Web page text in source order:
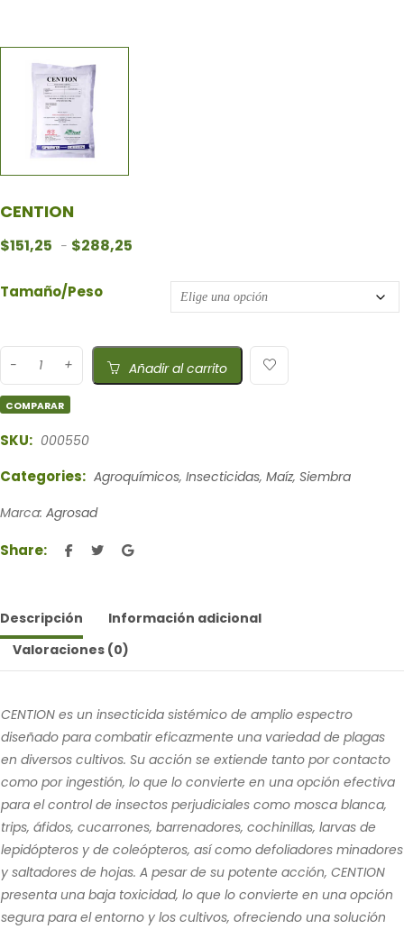
CENTION
$151,25 - $288,25
Tamaño/Peso
Añadir al carrito
COMPARAR
SKU: 000550
Categories: Agroquímicos, Insecticidas, Maíz, Siembra
Marca: Agrosad
Share:
Descripción
Información adicional
Valoraciones (0)
CENTION es un insecticida sistémico de amplio espectro
diseñado para combatir eficazmente una variedad de plagas
en diversos cultivos. Su acción se extiende tanto por contacto
como por ingestión, lo que lo convierte en una opción efectiva
para el control de insectos perjudiciales como mosca blanca,
trips, áfidos, cucarrones, barrenadores, cochinillas, larvas de
lepidópteros y de coleópteros, así como defoliadores minadores
y saltadores de hojas. A pesar de su potente acción, CENTION
presenta una baja toxicidad, lo que lo convierte en una opción
segura para el entorno y los cultivos, ofreciendo una solución